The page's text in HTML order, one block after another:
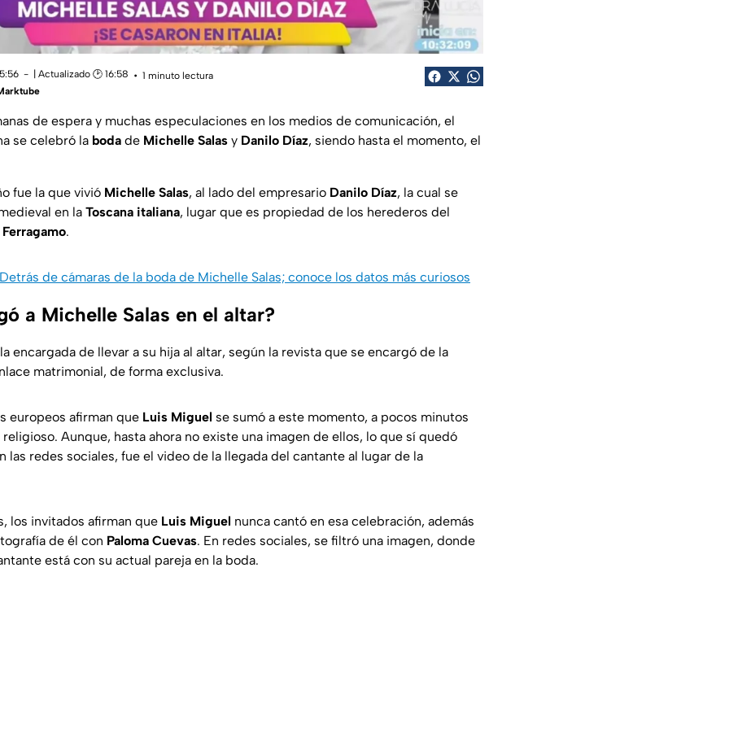
| Actualizado 🕑 16:58
1 minuto lectura
de espera y muchas especulaciones en los medios de comunicación, el
se celebró la boda de Michelle Salas y Danilo Díaz, siendo hasta el momento, el
fue la que vivió Michelle Salas, al lado del empresario Danilo Díaz, la cual se
en la Toscana italiana, lugar que es propiedad de los herederos del
.
Detrás de cámaras de la boda de Michelle Salas; conoce los datos más curiosos
a Michelle Salas en el altar?
encargada de llevar a su hija al altar, según la revista que se encargó de la
matrimonial, de forma exclusiva.
europeos afirman que Luis Miguel se sumó a este momento, a pocos minutos
Aunque, hasta ahora no existe una imagen de ellos, lo que sí quedó
las redes sociales, fue el video de la llegada del cantante al lugar de la
los invitados afirman que Luis Miguel nunca cantó en esa celebración, además
de él con Paloma Cuevas. En redes sociales, se filtró una imagen, donde
está con su actual pareja en la boda.